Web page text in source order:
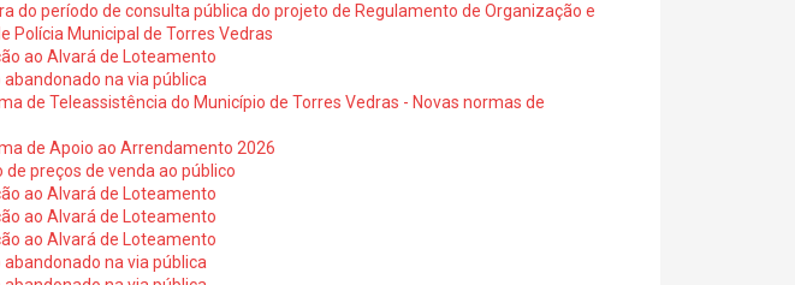
do período de consulta pública do projeto de Regulamento de Organização e
Polícia Municipal de Torres Vedras
ao Alvará de Loteamento
na via pública
de Teleassistência do Município de Torres Vedras - Novas normas de
de Apoio ao Arrendamento 2026
de preços de venda ao público
ao Alvará de Loteamento
ao Alvará de Loteamento
ao Alvará de Loteamento
na via pública